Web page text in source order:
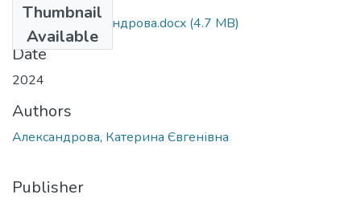
Thumbnail
Available
035.041_Александрова.docx (4.7 MB)
Date
2024
Authors
Александрова, Катерина Євгенівна
Publisher